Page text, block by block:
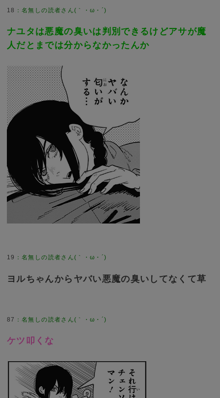
18 ：名無しの読者さん(｀・ω・´)
ナユタは悪魔の臭いは判別できるけどアサが魔
人だとまでは分からなかったんか
19 ：名無しの読者さん(｀・ω・´)
ヨルちゃんからヤバい悪魔の臭いしてなくて草
87 ：名無しの読者さん(｀・ω・´)
ケツ叩くな